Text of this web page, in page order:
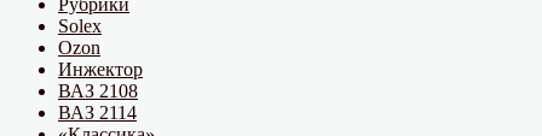
Solex
Ozon
Инжектор
ВАЗ 2108
ВАЗ 2114